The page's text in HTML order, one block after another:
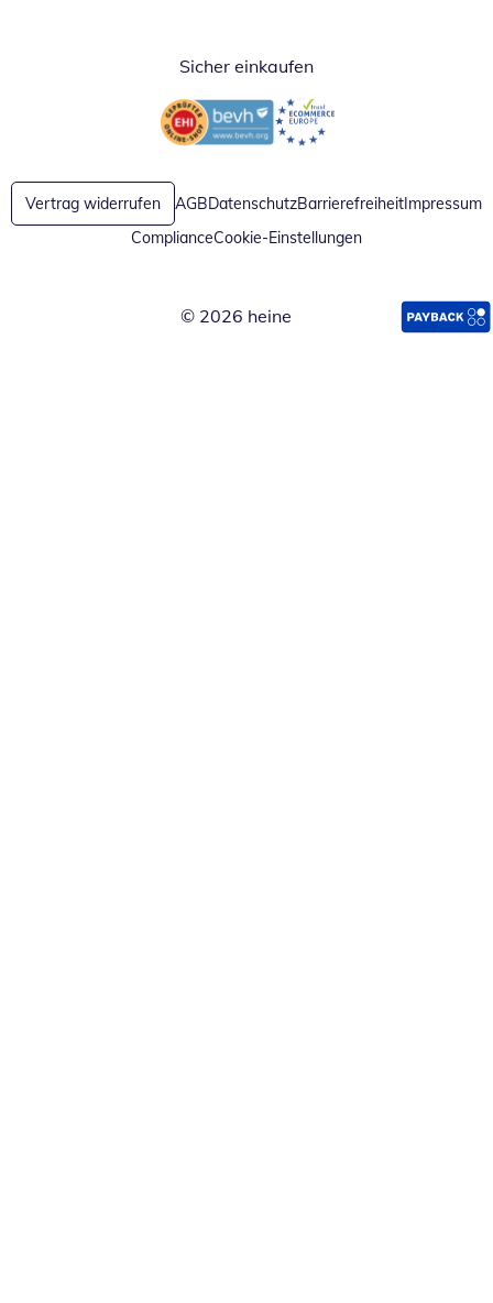
Sicher einkaufen
Öffnet in neuem FensterÖffnet in neuem Fenster
Vertrag widerrufen AGBDatenschutzBarrierefreiheitImpressum
ComplianceCookie-Einstellungen
© 2026 heine